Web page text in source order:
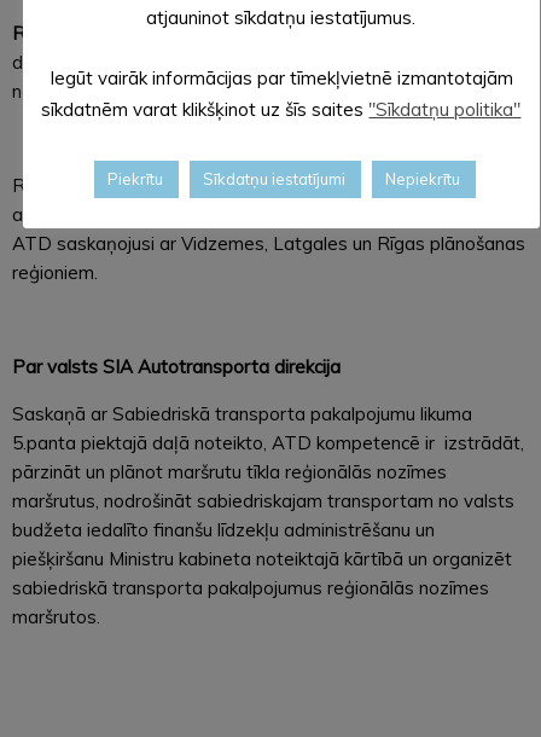
Reģionālās nozīmes maršrutā nr. 6488 Vectilža–Tilža–Balvi
darba dienu un svētdienu rīta reiss no Tilžas turpmāk būs
nedaudz agrāk – plkst. 6.15 (iepriekš – plkst. 6.35).
Reģionālā sabiedriskā transporta pakalpojumus minētajos
autobusu maršrutos AS “Talsu autotransports”. Izmaiņas
ATD saskaņojusi ar Vidzemes, Latgales un Rīgas plānošanas
reģioniem.
Par valsts SIA Autotransporta direkcija
Saskaņā ar Sabiedriskā transporta pakalpojumu likuma
5.panta piektajā daļā noteikto, ATD kompetencē ir izstrādāt,
pārzināt un plānot maršrutu tīkla reģionālās nozīmes
maršrutus, nodrošināt sabiedriskajam transportam no valsts
budžeta iedalīto finanšu līdzekļu administrēšanu un
piešķiršanu Ministru kabineta noteiktajā kārtībā un organizēt
sabiedriskā transporta pakalpojumus reģionālās nozīmes
maršrutos.
atjauninot sīkdatņu iestatījumus.
Iegūt vairāk informācijas par tīmekļvietnē izmantotajām
sīkdatnēm varat klikšķinot uz šīs saites "Sīkdatņu politika"
Piekrītu Sīkdatņu iestatījumi Nepiekrītu